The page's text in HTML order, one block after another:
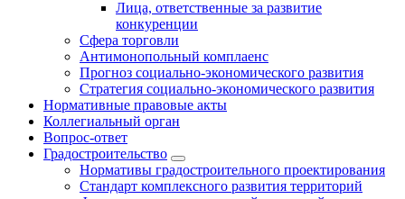
Лица, ответственные за развитие
конкуренции
Сфера торговли
Антимонопольный комплаенс
Прогноз социально-экономического развития
Стратегия социально-экономического развития
Нормативные правовые акты
Коллегиальный орган
Вопрос-ответ
Градостроительство
Нормативы градостроительного проектирования
Стандарт комплексного развития территорий